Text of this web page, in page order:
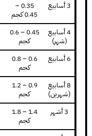
3 أسابيع
0.35 –
0.45 كجم
4 أسابيع
(شهر)
0.45 – 0.6
كجم
6 أسابيع
0.6 – 0.8
كجم
8 أسابيع
(شهرين)
0.9 – 1.2
كجم
3 أشهر
1.4 – 1.8
كجم